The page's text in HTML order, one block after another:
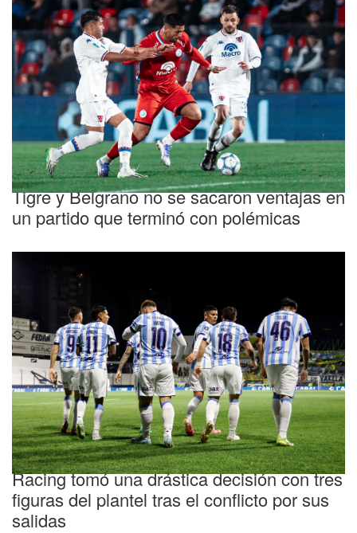
Fecha pendiente
Tigre y Belgrano no se sacaron ventajas en
un partido que terminó con polémicas
Tensión
Racing tomó una drástica decisión con tres
figuras del plantel tras el conflicto por sus
salidas